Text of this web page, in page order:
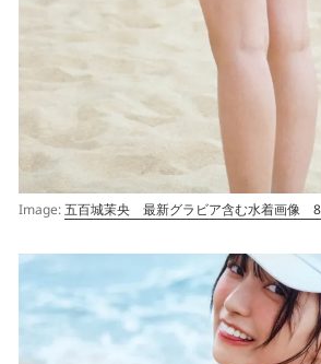
Image:五百城茉央 最新グラビア含む水着画像